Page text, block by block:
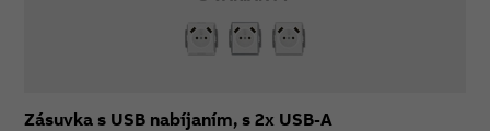
Zásuvka s USB nabíjaním, s 2x USB-A